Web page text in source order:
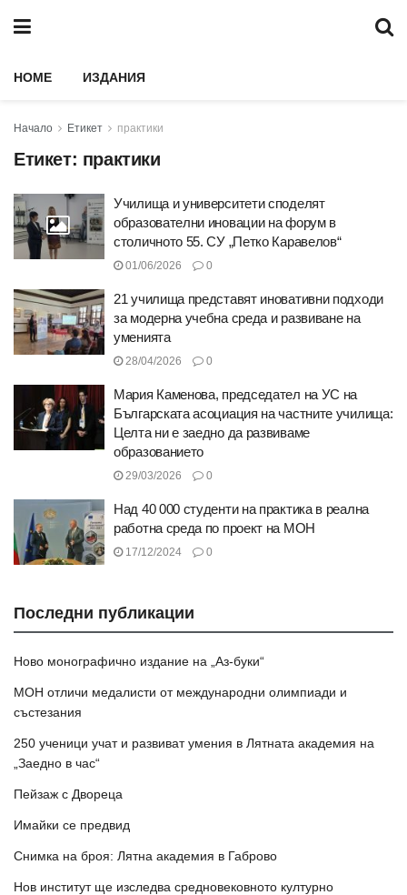
HOME ИЗДАНИЯ
Начало Етикет практики
Етикет: практики
Училища и университети споделят
образователни иновации на форум в
столичното 55. СУ „Петко Каравелов“
01/06/2026 0
21 училища представят иновативни подходи
за модерна учебна среда и развиване на
уменията
28/04/2026 0
Мария Каменова, председател на УС на
Българската асоциация на частните училища:
Целта ни е заедно да развиваме
образованието
29/03/2026 0
Над 40 000 студенти на практика в реална
работна среда по проект на МОН
17/12/2024 0
Последни публикации
Ново монографично издание на „Аз-буки“
МОН отличи медалисти от международни олимпиади и
състезания
250 ученици учат и развиват умения в Лятната академия на
„Заедно в час“
Пейзаж с Двореца
Имайки се предвид
Снимка на броя: Лятна академия в Габрово
Нов институт ще изследва средновековното културно